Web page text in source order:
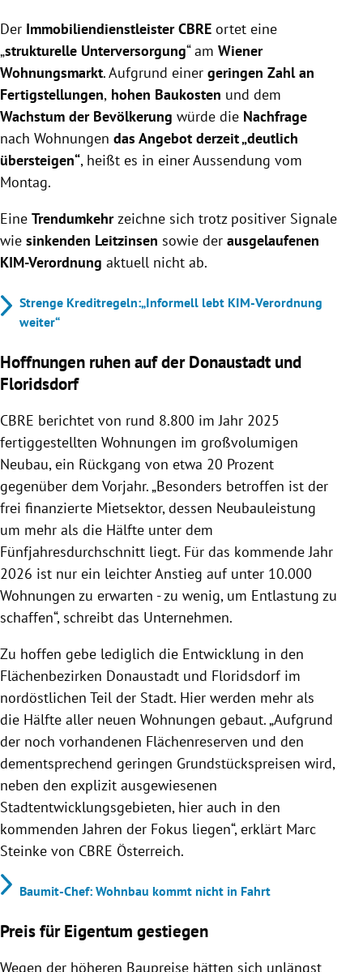
Wiener Wohnungsmarkt, da die Nachfrage das
Angebot deutlich übersteigt.
Die Fertigstellungen im großvolumigen Neubau
sinken, besonders im frei finanzierten Mietsektor,
und eine Entspannung ist auch 2026 nicht in Sicht.
Preise für Eigentumswohnungen und Spitzenmieten
sind weiter gestiegen, eine Trendwende wird
kurzfristig nicht erwartet.
Der Immobiliendienstleister CBRE ortet eine
„strukturelle Unterversorgung“ am Wiener
Wohnungsmarkt. Aufgrund einer geringen Zahl an
Fertigstellungen, hohen Baukosten und dem
Wachstum der Bevölkerung würde die Nachfrage
nach Wohnungen das Angebot derzeit „deutlich
übersteigen“, heißt es in einer Aussendung vom
Montag.
Eine Trendumkehrzeichne sich trotz positiver Signale
wie sinkenden Leitzinsen sowie der ausgelaufenen
KIM-Verordnung aktuell nicht ab.
Strenge Kreditregeln:„Informell lebt KIM-Verordnung
weiter“
Hoffnungen ruhen auf der Donaustadt und
Floridsdorf
CBRE berichtet von rund 8.800 im Jahr 2025
fertiggestellten Wohnungen im großvolumigen
Neubau, ein Rückgang von etwa 20 Prozent
gegenüber dem Vorjahr. „Besonders betroffen ist der
frei finanzierte Mietsektor, dessen Neubauleistung
um mehr als die Hälfte unter dem
Fünfjahresdurchschnitt liegt. Für das kommende Jahr
2026 ist nur ein leichter Anstieg auf unter 10.000
Wohnungen zu erwarten - zu wenig, um Entlastung zu
schaffen“, schreibt das Unternehmen.
Zu hoffen gebe lediglich die Entwicklung in den
Flächenbezirken Donaustadt und Floridsdorf im
nordöstlichen Teil der Stadt. Hier werden mehr als
die Hälfte aller neuen Wohnungen gebaut. „Aufgrund
der noch vorhandenen Flächenreserven und den
dementsprechend geringen Grundstückspreisen wird,
neben den explizit ausgewiesenen
Stadtentwicklungsgebieten, hier auch in den
kommenden Jahren der Fokus liegen“, erklärt Marc
Steinke von CBRE Österreich.
Baumit-Chef: Wohnbau kommt nicht in Fahrt
Preis für Eigentum gestiegen
Wegen der höheren Baupreise hätten sich unlängst